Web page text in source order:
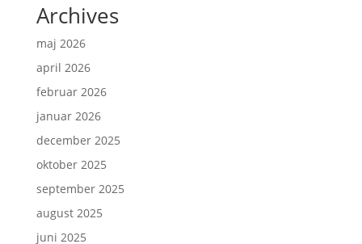
Archives
maj 2026
april 2026
februar 2026
januar 2026
december 2025
oktober 2025
september 2025
august 2025
juni 2025